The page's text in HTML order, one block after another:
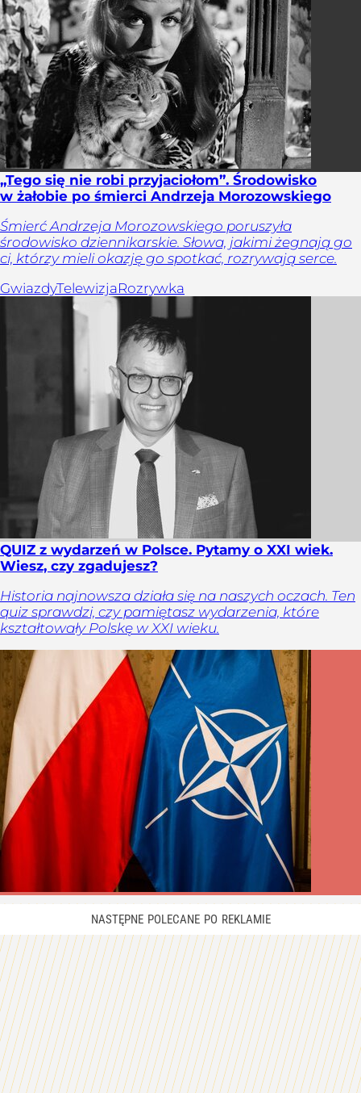
„Tego się nie robi przyjaciołom”. Środowisko
w żałobie po śmierci Andrzeja Morozowskiego
Śmierć Andrzeja Morozowskiego poruszyła
środowisko dziennikarskie. Słowa, jakimi żegnają go
ci, którzy mieli okazję go spotkać, rozrywają serce.
GwiazdyTelewizjaRozrywka
QUIZ z wydarzeń w Polsce. Pytamy o XXI wiek.
Wiesz, czy zgadujesz?
Historia najnowsza działa się na naszych oczach. Ten
quiz sprawdzi, czy pamiętasz wydarzenia, które
kształtowały Polskę w XXI wieku.